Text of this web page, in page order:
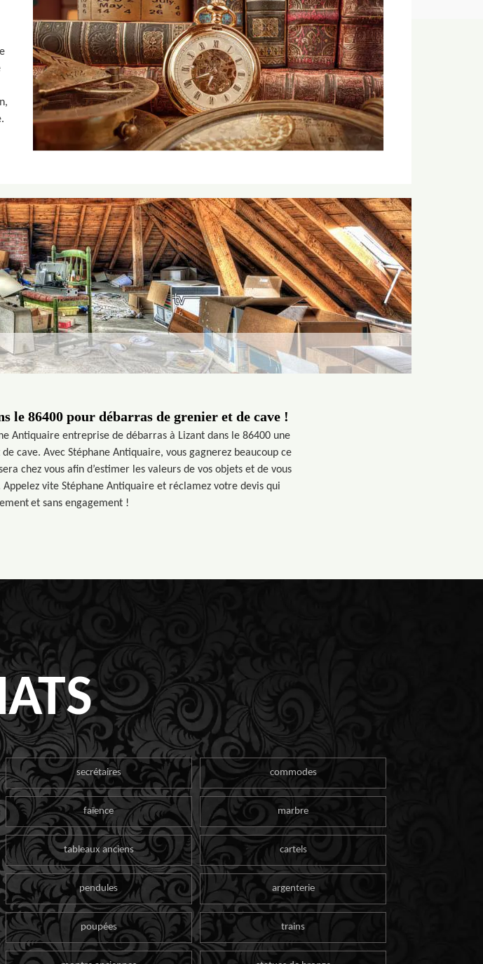
le 86400 pour débarras de grenier et de cave !
Antiquaire entreprise de débarras à Lizant dans le 86400 une
cave. Avec Stéphane Antiquaire, vous gagnerez beaucoup ce
chez vous afin d’estimer les valeurs de vos objets et de vous
vite Stéphane Antiquaire et réclamez votre devis qui
et sans engagement !
secrétaires commodes
faïence marbre
tableaux anciens cartels
pendules argenterie
poupées trains